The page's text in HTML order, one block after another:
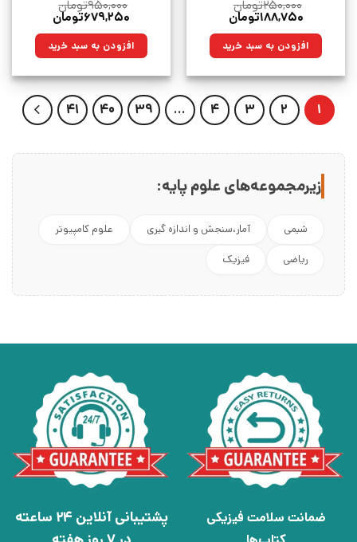
۲۵۰,۰۰۰تومان
قیمت
۲۵۰,۰۰۰تومان
بود.
۱۸۸,۷۵۰تومان
۱۸۸,۷۵۰تومان.افزودن به سبد خرید
۹۵۰,۰۰۰تومان
قیمت
۹۵۰,۰۰۰تومان
بود.
۶۷۹,۲۵۰تومان
۶۷۹,۲۵۰تومان.افزودن به سبد خرید
1
2
3
4
…
39
40
41
زیرمجموعه‌های علوم پایه:
شیمی آمار،سنجش و اندازه گیری
علوم کامپیوتر
ریاضی
فیزیک
ضمانت سلامت فیزیکی
پشتیبانی آنلاین 24 ساعته